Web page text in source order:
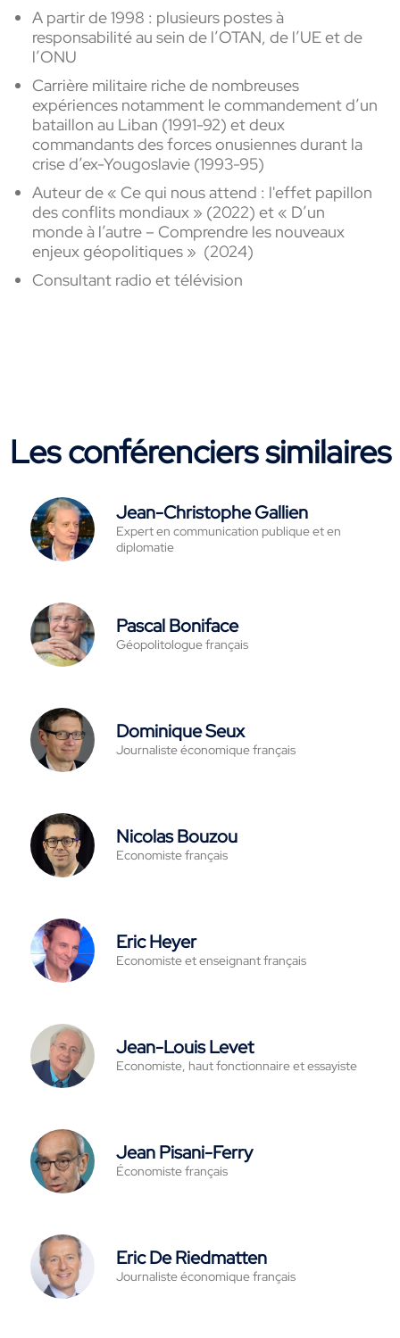
A partir de 1998 : plusieurs postes à
responsabilité au sein de l’OTAN, de l’UE et de
l’ONU
Carrière militaire riche de nombreuses
expériences notamment le commandement d’un
bataillon au Liban (1991-92) et deux
commandants des forces onusiennes durant la
crise d’ex-Yougoslavie (1993-95)
Auteur de « Ce qui nous attend : l'effet papillon
des conflits mondiaux » (2022) et « D’un
monde à l’autre – Comprendre les nouveaux
enjeux géopolitiques » (2024)
Consultant radio ettélévision
Les conférenciers similaires
Jean-Christophe Gallien
Expert en communication publique et en
diplomatie
Pascal Boniface
Géopolitologue français
Dominique Seux
Journaliste économique français
Nicolas Bouzou
Economiste français
Eric Heyer
Economiste et enseignant français
Jean-Louis Levet
Economiste, haut fonctionnaire et essayiste
Jean Pisani-Ferry
Économiste français
Eric De Riedmatten
Journaliste économique français